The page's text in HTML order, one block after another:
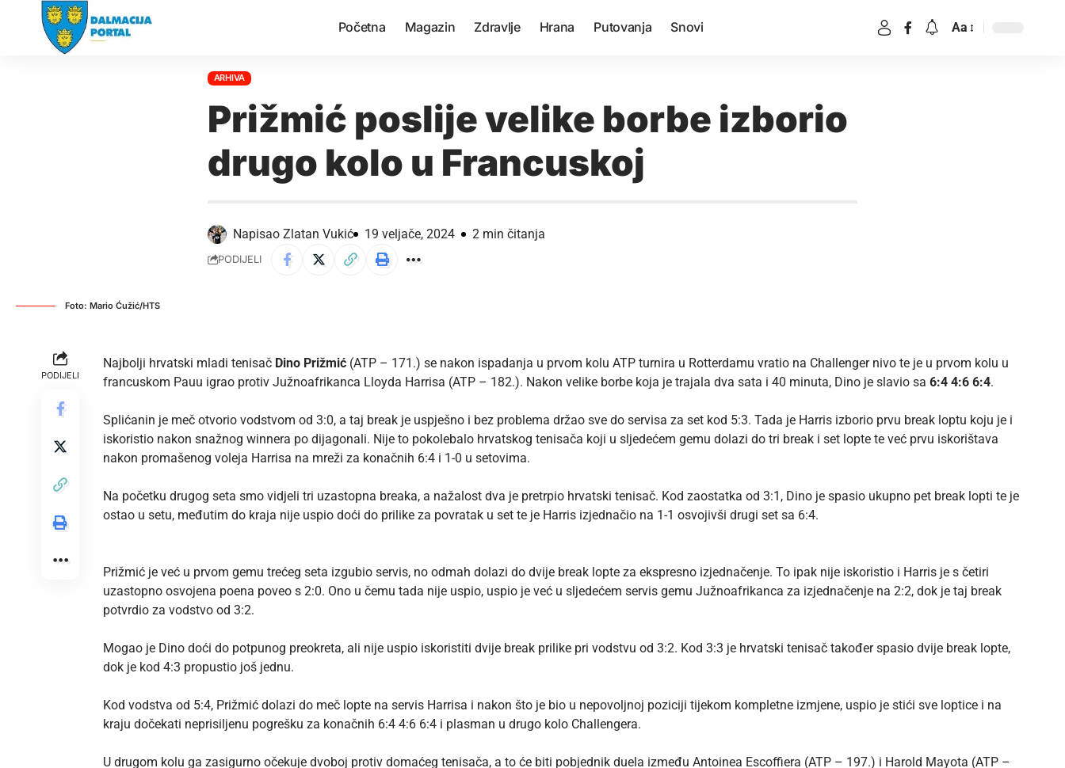
Početna Magazin Zdravlje Hrana Putovanja Snovi Aa
ARHIVA
Prižmić poslije velike borbe izborio
drugo kolo u Francuskoj
Napisao Zlatan Vukić 19 veljače, 2024 2 min čitanja
PODIJELI
Foto: Mario Ćužić/HTS
PODIJELI
Najbolji hrvatski mladi tenisač Dino Prižmić (ATP – 171.) se nakon ispadanja u prvom kolu ATP turnira u Rotterdamu vratio na Challenger nivo te je u prvom kolu u
francuskom Pauu igrao protiv Južnoafrikanca Lloyda Harrisa (ATP – 182.). Nakon velike borbe koja je trajala dva sata i 40 minuta, Dino je slavio sa 6:4 4:6 6:4.
Splićanin je meč otvorio vodstvom od 3:0, a taj break je uspješno i bez problema držao sve do servisa za set kod 5:3. Tada je Harris izborio prvu break loptu koju je i
iskoristio nakon snažnog winnera po dijagonali. Nije to pokolebalo hrvatskog tenisača koji u sljedećem gemu dolazi do tri break i set lopte te već prvu iskorištava
nakon promašenog voleja Harrisa na mreži za konačnih 6:4 i 1-0 u setovima.
Na početku drugog seta smo vidjeli tri uzastopna breaka, a nažalost dva je pretrpio hrvatski tenisač. Kod zaostatka od 3:1, Dino je spasio ukupno pet break lopti te je
ostao u setu, međutim do kraja nije uspio doći do prilike za povratak u set te je Harris izjednačio na 1-1 osvojivši drugi set sa 6:4.
Prižmić je već u prvom gemu trećeg seta izgubio servis, no odmah dolazi do dvije break lopte za ekspresno izjednačenje. To ipak nije iskoristio i Harris je s četiri
uzastopno osvojena poena poveo s 2:0. Ono u čemu tada nije uspio, uspio je već u sljedećem servis gemu Južnoafrikanca za izjednačenje na 2:2, dok je taj break
potvrdio za vodstvo od 3:2.
Mogao je Dino doći do potpunog preokreta, ali nije uspio iskoristiti dvije break prilike pri vodstvu od 3:2. Kod 3:3 je hrvatski tenisač također spasio dvije break lopte,
dok je kod 4:3 propustio još jednu.
Kod vodstva od 5:4, Prižmić dolazi do meč lopte na servis Harrisa i nakon što je bio u nepovoljnoj poziciji tijekom kompletne izmjene, uspio je stići sve loptice i na
kraju dočekati neprisiljenu pogrešku za konačnih 6:4 4:6 6:4 i plasman u drugo kolo Challengera.
U drugom kolu ga zasigurno očekuje dvoboj protiv domaćeg tenisača, a to će biti pobjednik duela između Antoinea Escoffiera (ATP – 197.) i Harold Mayota (ATP –